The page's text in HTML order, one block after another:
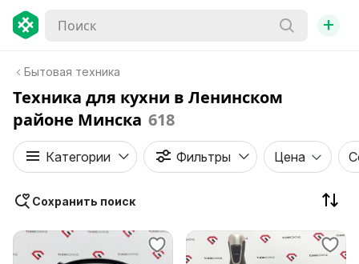
+
Бытовая техника
Техника для кухни в Ленинском
районе Минска 618
Категории Фильтры Цена
Сохранить поиск